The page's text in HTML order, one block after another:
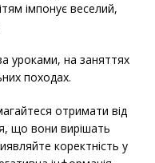
імпонує веселий,
уроками, на заняттях
походах.
отримати від
що вони вирішать
коректність у